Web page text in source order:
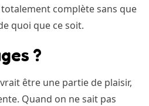
complète sans que
quoi que ce soit.
?
être une partie de plaisir,
Quand on ne sait pas